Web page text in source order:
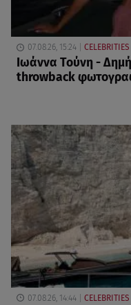
07.08.26, 15:24
Ιωάννα Τούνη -
throwback
07.08.26, 14:44